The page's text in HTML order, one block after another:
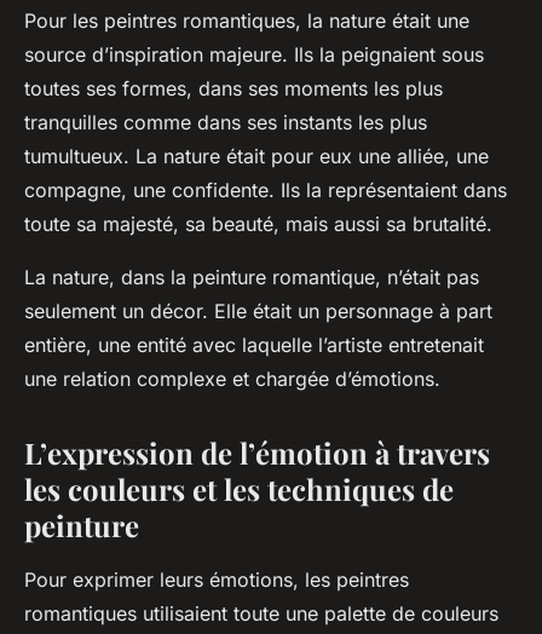
Pour les peintres romantiques, la nature était une
source d’inspiration majeure. Ils la peignaient sous
toutes ses formes, dans ses moments les plus
tranquilles comme dans ses instants les plus
tumultueux. La nature était pour eux une alliée, une
compagne, une confidente. Ils la représentaient dans
toute sa majesté, sa beauté, mais aussi sa brutalité.
La nature, dans la peinture romantique, n’était pas
seulement un décor. Elle était un personnage à part
entière, une entité avec laquelle l’artiste entretenait
une relation complexe et chargée d’émotions.
L’expression de l’émotion à travers
les couleurs et les techniques de
peinture
Pour exprimer leurs émotions, les peintres
romantiques utilisaient toute une palette de couleurs